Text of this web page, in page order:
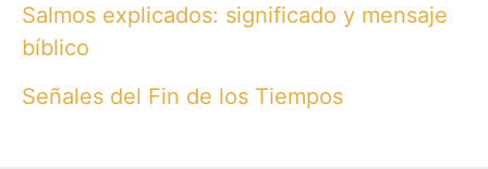
Salmos explicados: significado y mensaje
bíblico
Señales del Fin de los Tiempos